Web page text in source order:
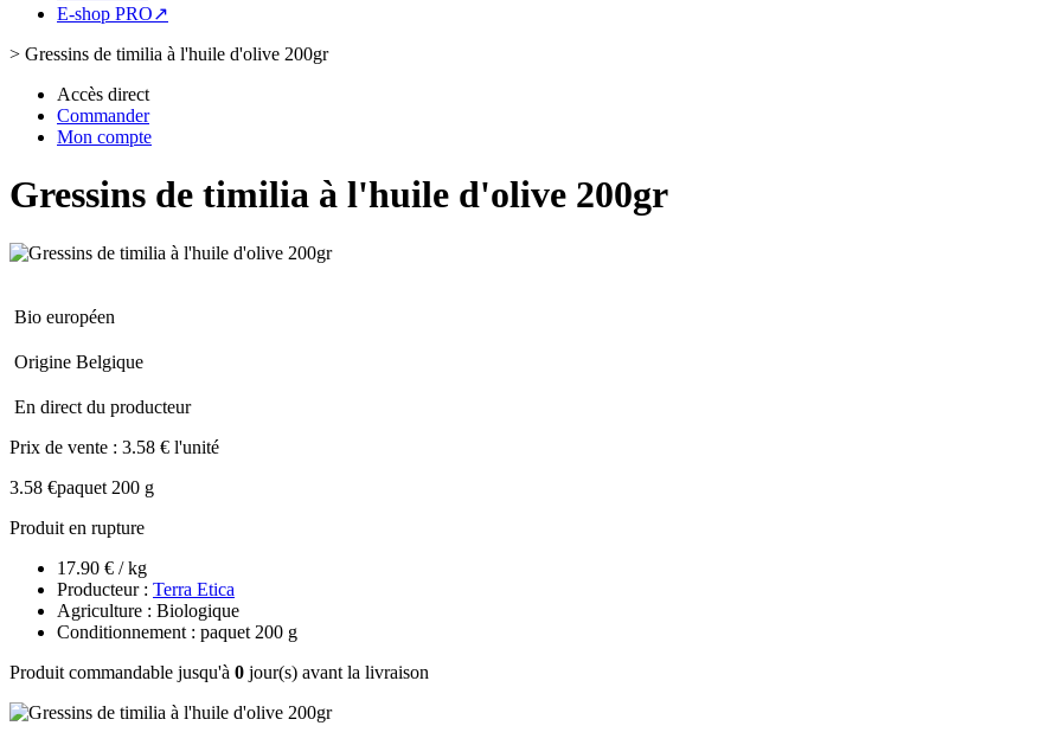
E-shop PRO↗
> Gressins de timilia à l'huile d'olive 200gr
Accès direct
Commander
Mon compte
Gressins de timilia à l'huile d'olive 200gr
Bio européen
Origine Belgique
En direct du producteur
Prix de vente : 3.58 € l'unité
3.58 €paquet 200 g
Produit en rupture
17.90 € / kg
Producteur : Terra Etica
Agriculture : Biologique
Conditionnement : paquet 200 g
Produit commandable jusqu'à 0 jour(s) avant la livraison